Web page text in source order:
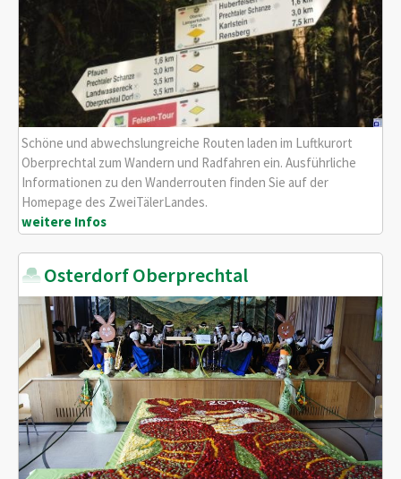
Schöne und abwechslungreiche Routen laden im Luftkurort
Oberprechtal zum Wandern und Radfahren ein. Ausführliche
Informationen zu den Wanderrouten finden Sie auf der
Homepage des ZweiTälerLandes.
weitere Infos
Osterdorf Oberprechtal